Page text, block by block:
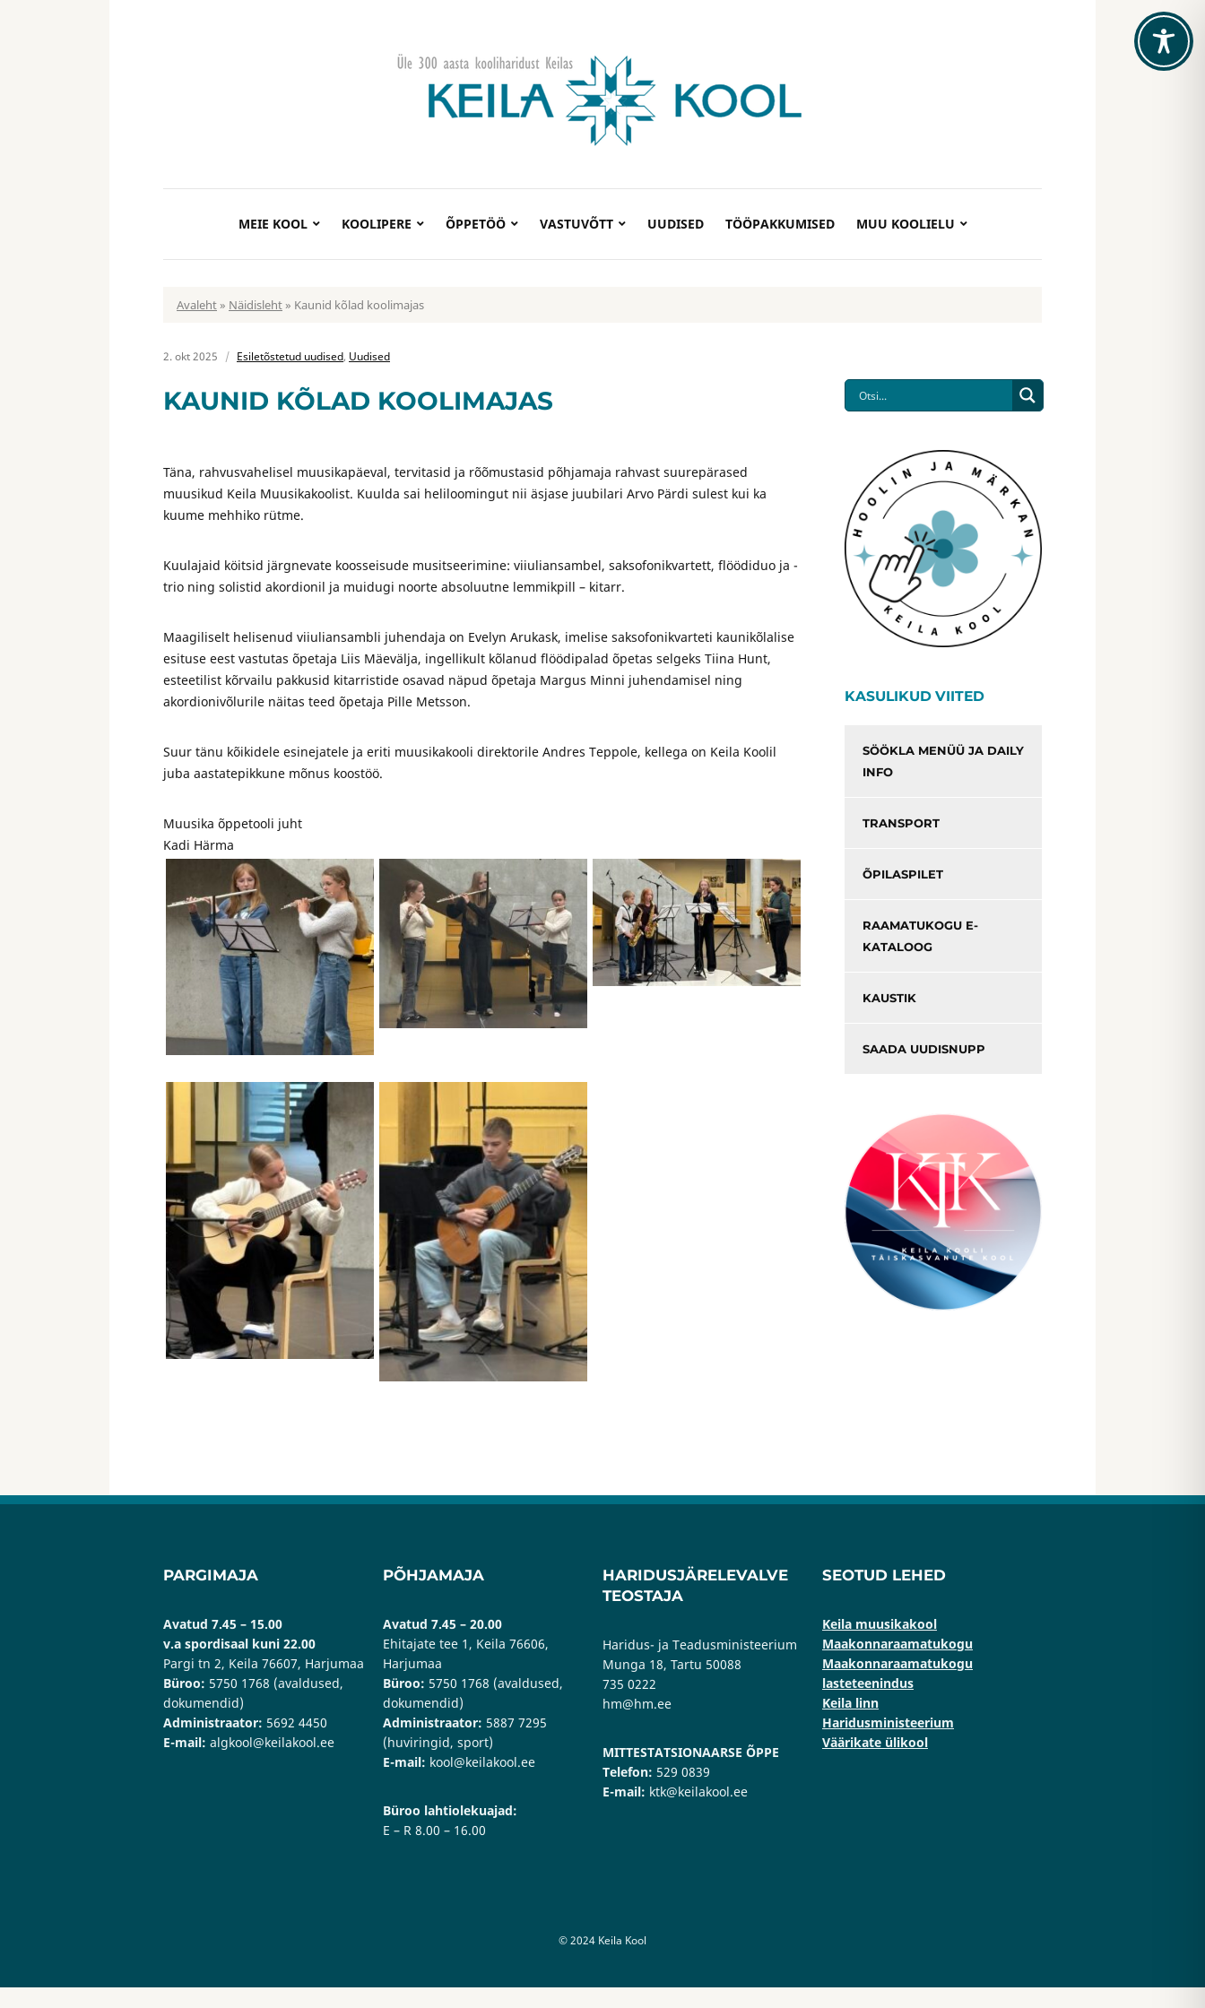
MEIE KOOL KOOLIPERE ÕPPETÖÖ VASTUVÕTT UUDISED TÖÖPAKKUMISED MUU KOOLIELU
Avaleht» Näidisleht» Kaunid kõlad koolimajas
2. okt 2025 Esiletõstetud uudised, Uudised
KAUNID KÕLAD KOOLIMAJAS
Täna, rahvusvahelisel muusikapäeval, tervitasid ja rõõmustasid põhjamaja rahvast suurepärased
muusikud Keila Muusikakoolist. Kuulda sai heliloomingut nii äsjase juubilari Arvo Pärdi sulest kui ka
kuume mehhiko rütme.
Kuulajaid köitsid järgnevate koosseisude musitseerimine: viiuliansambel, saksofonikvartett, flöödiduo ja -
trio ning solistid akordionil ja muidugi noorte absoluutne lemmikpill – kitarr.
Maagiliselt helisenud viiuliansambli juhendaja on Evelyn Arukask, imelise saksofonikvarteti kaunikõlalise
esituse eest vastutas õpetaja Liis Mäevälja, ingellikult kõlanud flöödipalad õpetas selgeks Tiina Hunt,
esteetilist kõrvailu pakkusid kitarristide osavad näpud õpetaja Margus Minni juhendamisel ning
akordionivõlurile näitas teed õpetaja Pille Metsson.
Suur tänu kõikidele esinejatele ja eriti muusikakooli direktorile Andres Teppole, kellega on Keila Koolil
juba aastatepikkune mõnus koostöö.
Muusika õppetooli juht
Kadi Härma
KASULIKUD VIITED
SÖÖKLA MENÜÜ JA DAILY
INFO
TRANSPORT
ÕPILASPILET
RAAMATUKOGU E-
KATALOOG
KAUSTIK
SAADA UUDISNUPP
PARGIMAJA
Avatud 7.45 – 15.00
v.a spordisaal kuni 22.00
Pargi tn 2, Keila 76607, Harjumaa
Büroo: 5750 1768 (avaldused,
dokumendid)
Administraator: 5692 4450
E-mail: algkool@keilakool.ee
PÕHJAMAJA
Avatud 7.45 – 20.00
Ehitajate tee 1, Keila 76606,
Harjumaa
Büroo: 5750 1768 (avaldused,
dokumendid)
Administraator: 5887 7295
(huviringid, sport)
E-mail: kool@keilakool.ee
Büroo lahtiolekuajad:
E – R 8.00 – 16.00
HARIDUSJÄRELEVALVE
TEOSTAJA
Haridus- ja Teadusministeerium
Munga 18, Tartu 50088
735 0222
hm@hm.ee
MITTESTATSIONAARSE ÕPPE
Telefon: 529 0839
E-mail: ktk@keilakool.ee
SEOTUD LEHED
Keila muusikakool
Maakonnaraamatukogu
Maakonnaraamatukogu
lasteteenindus
Keila linn
Haridusministeerium
Väärikate ülikool
© 2024 Keila Kool